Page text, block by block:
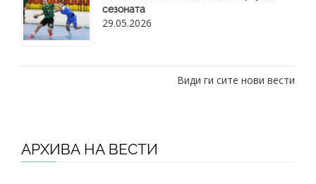
сезоната
29.05.2026
Види ги сите нови вести
АРХИВА НА ВЕСТИ